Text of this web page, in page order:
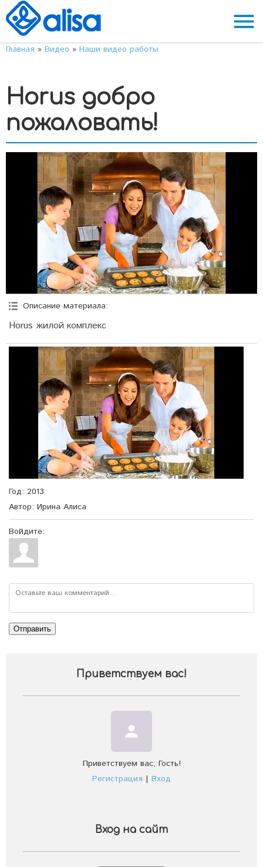
menu
Главная » Видео » Наши видео работы
Horus добро
пожаловать!
Описание материала:
Horus жилой комплекс
Год: 2013
Автор: Ирина Алиса
Войдите:
Отправить
Приветствуем вас!
person
Приветствуем вас, Гость!
Регистрация | Вход
Вход на сайт